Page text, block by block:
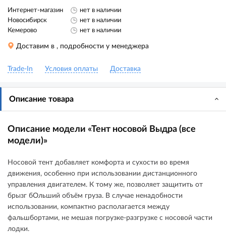
Интернет-магазин
нет в наличии
Новосибирск
нет в наличии
Кемерово
нет в наличии
Доставим в , подробности у менеджера
Trade-In Условия оплаты Доставка
Описание товара
Описание модели «Тент носовой Выдра (все
модели)»
Носовой тент добавляет комфорта и сухости во время
движения, особенно при использовании дистанционного
управления двигателем. К тому же, позволяет защитить от
брызг бОльший объём груза. В случае ненадобности
использовании, компактно располагается между
фальшбортами, не мешая погрузке-разгрузке с носовой части
лодки.